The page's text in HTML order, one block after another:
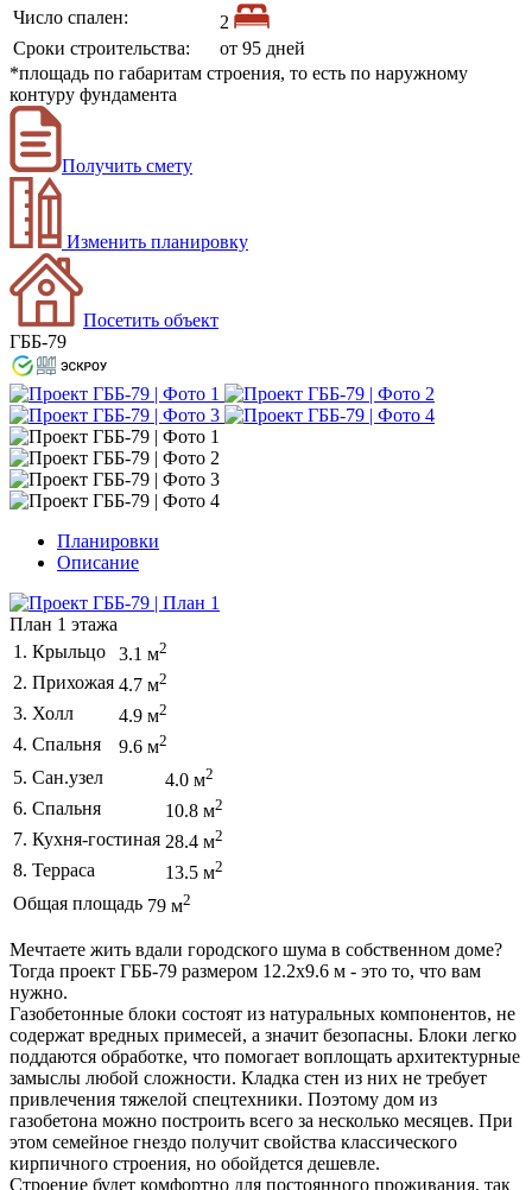
Число спален:
2
Сроки строительства:
от 95 дней
*площадь по габаритам строения, то есть по наружному
контуру фундамента
Получить смету
Изменить планировку
Посетить объект
ГББ-79
Планировки
Описание
План 1 этажа
1. Крыльцо
3.1 м2
2. Прихожая 4.7 м2
3. Холл 4.9 м2
4. Спальня 9.6 м2
5. Сан.узел 4.0 м2
6. Спальня 10.8 м2
7. Кухня-гостиная 28.4 м2
8. Терраса 13.5 м2
Общая площадь 79 м2
Мечтаете жить вдали городского шума в собственном доме?
Тогда проект ГББ-79 размером 12.2х9.6 м - это то, что вам
нужно.
Газобетонные блоки состоят из натуральных компонентов, не
содержат вредных примесей, а значит безопасны. Блоки легко
поддаются обработке, что помогает воплощать архитектурные
замыслы любой сложности. Кладка стен из них не требует
привлечения тяжелой спецтехники. Поэтому дом из
газобетона можно построить всего за несколько месяцев. При
этом семейное гнездо получит свойства классического
кирпичного строения, но обойдется дешевле.
Строение будет комфортно для постоянного проживания, так